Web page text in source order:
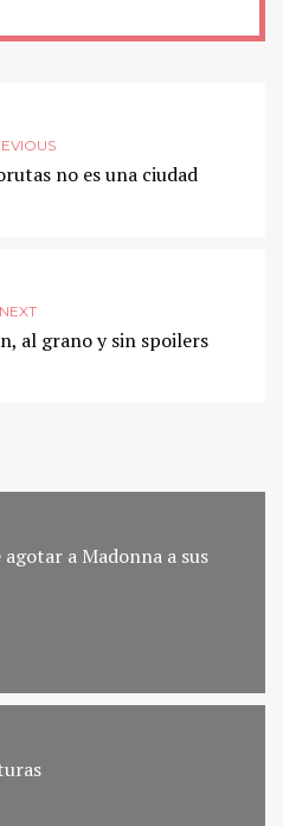
no es una ciudad
NEXT
al grano y sin spoilers
a Madonna a sus